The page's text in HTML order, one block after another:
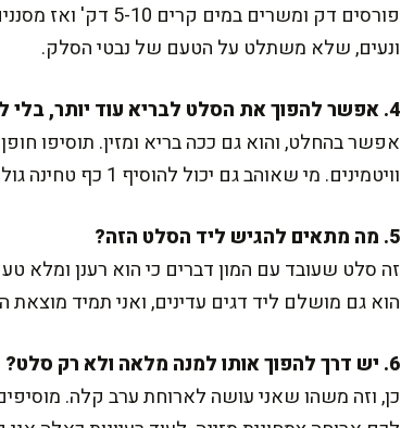
פורסים דק
ונעים, שלא משתלט על הטעם של נבטי הסלק.
4. אפשר להפוך את הסלט לבריא עוד יותר, בלי לפגוע בטעם?
אפשר בהחלט, והוא גם ככה בריא ומזין. תוסיפו
וויטמינים. מי שאוהב גם יכול להוסיף 1 כף טחינה גולמית לרוטב, זה הופך אותו ליותר סמיך ומנחם.
5. מה מתאים להגיש ליד הסלט הזה?
זה סלט שעובד עם המון דברים כי הוא רענן ומלא
הוא גם מושלם ליד דגים עדינים, ואני תמיד
6. יש דרך להפוך אותו למנה מלאה ולא רק סלט?